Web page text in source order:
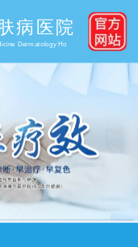
病医院
Dermatology Ho